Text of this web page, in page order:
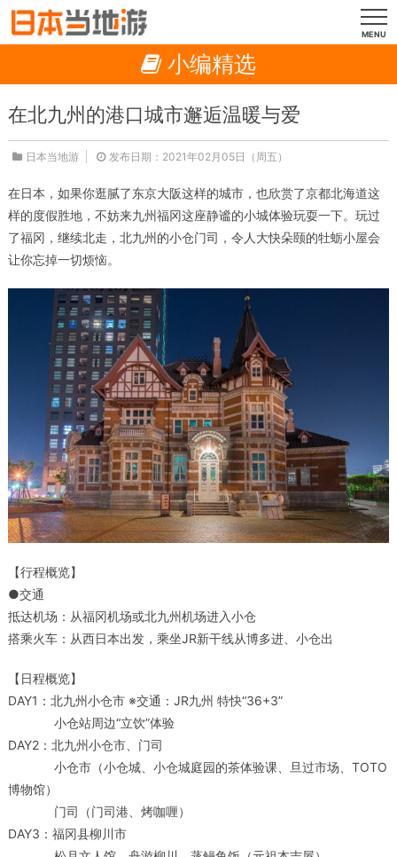
MENU
小编精选
在北九州的港口城市邂逅温暖与爱
日本当地游 发布日期：2021年02月05日（周五）
在日本，如果你逛腻了东京大阪这样的城市，也欣赏了京都北海道这
样的度假胜地，不妨来九州福冈这座静谧的小城体验玩耍一下。玩过
了福冈，继续北走，北九州的小仓门司，令人大快朵颐的牡蛎小屋会
让你忘掉一切烦恼。
【行程概览】
●交通
抵达机场：从福冈机场或北九州机场进入小仓
搭乘火车：从西日本出发，乘坐JR新干线从博多进、小仓出
【日程概览】
DAY1：北九州小仓市 ※交通：JR九州 特快“36+3”
小仓站周边“立饮”体验
DAY2：北九州小仓市、门司
小仓市（小仓城、小仓城庭园的茶体验课、旦过市场、TOTO
博物馆）
门司（门司港、烤咖喱）
DAY3：福冈县柳川市